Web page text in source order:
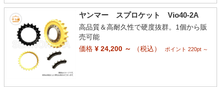
ヤンマー スプロケット Vio40-2A
高品質＆高耐久性で硬度抜群。1個から販
売可能
価格¥ 24,200 ～ （税込） ポイント 220pt ～